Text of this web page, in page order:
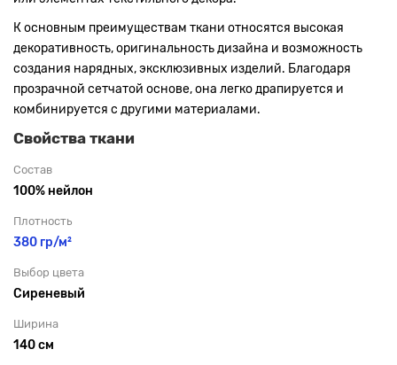
К основным преимуществам ткани относятся высокая
декоративность, оригинальность дизайна и возможность
создания нарядных, эксклюзивных изделий. Благодаря
прозрачной сетчатой основе, она легко драпируется и
комбинируется с другими материалами.
Свойства ткани
Состав
100% нейлон
Плотность
380 гр/м²
Выбор цвета
Сиреневый
Ширина
140 см